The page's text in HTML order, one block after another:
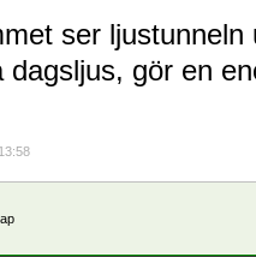
ser
dagsljus, gör en